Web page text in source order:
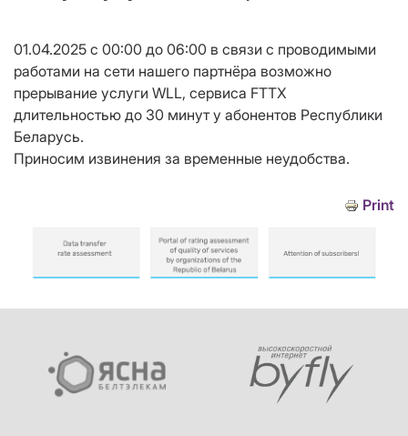
01.04.2025 с 00:00 до 06:00 в связи с проводимыми
работами на сети нашего партнёра возможно
прерывание услуги WLL, сервиса FTTX
длительностью до 30 минут у абонентов Республики
Беларусь.
Приносим извинения за временные неудобства.
Print